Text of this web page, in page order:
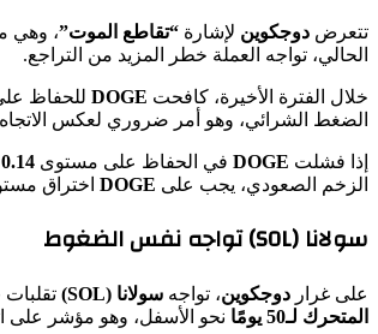
تتعرض دوجكوين لإشارة “تقاطع الموت”، وهي
الحالي، تواجه العملة خطر المزيد من التراجع.
خلال الفترة الأخيرة، كافحت DOGE للحفاظ
الضغط الشرائي، وهو أمر ضروري لعكس الاتجاه
إذا فشلت DOGE في الحفاظ على مستوى 0.14 دولار
الزخم الصعودي، يجب على DOGE اختراق
سولانا (SOL) تواجه نفس الضغوط
على غرار دوجكوين، تواجه سولانا (SOL)
المتحرك لـ50 يومًا
نحو الأسفل، وهو مؤشر على